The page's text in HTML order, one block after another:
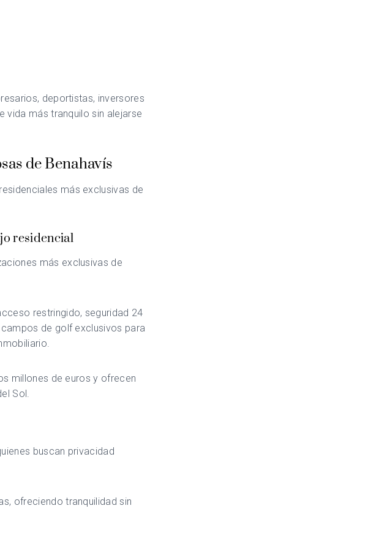
deportistas, inversores
vida más tranquilo sin alejarse
de Benahavís
más exclusivas de
residencial
más exclusivas de
restringido, seguridad 24
de golf exclusivos para
millones de euros y ofrecen
Sol.
buscan privacidad
ofreciendo tranquilidad sin